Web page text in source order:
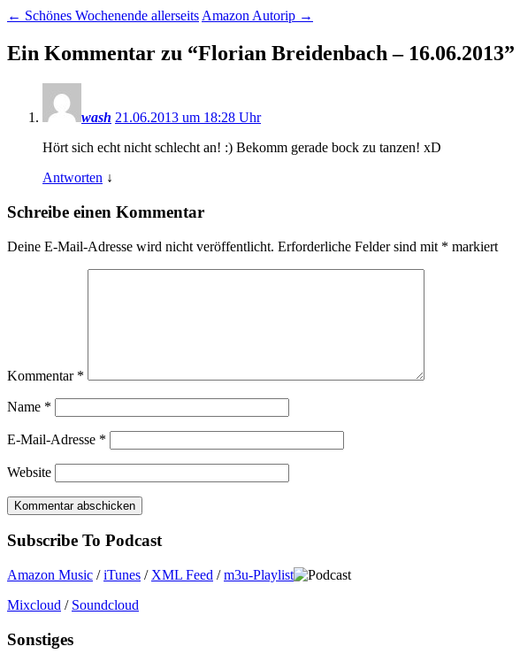
← Schönes Wochenende allerseitsAmazon Autorip →
Ein Kommentar zu “Florian Breidenbach – 16.06.2013”
wash 21.06.2013 um 18:28 Uhr
Hört sich echt nicht schlecht an! :) Bekomm gerade bock zu tanzen! xD
Antworten ↓
Schreibe einen Kommentar
Deine E-Mail-Adresse wird nicht veröffentlicht. Erforderliche Felder sind mit * markiert
Kommentar *
Name *
E-Mail-Adresse *
Website
Subscribe To Podcast
Amazon Music /iTunes / XML Feed /m3u-Playlist
Mixcloud / Soundcloud
Sonstiges